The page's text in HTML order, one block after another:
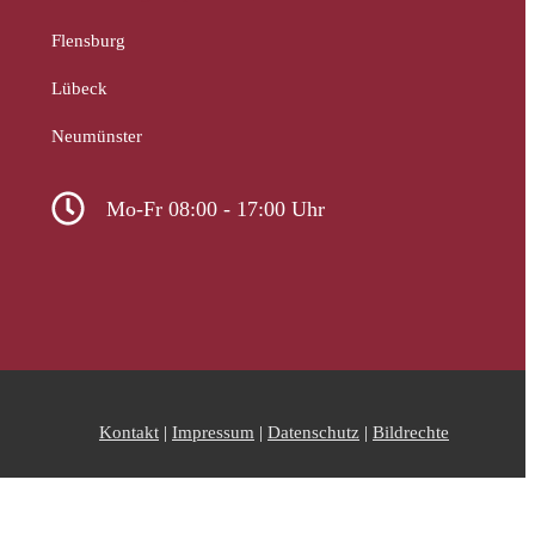
Flensburg
Lübeck
Neumünster
Mo-Fr 08:00 - 17:00 Uhr
Kontakt | Impressum | Datenschutz | Bildrechte